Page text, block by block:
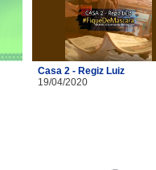
Casa 2 - Regiz Luiz
19/04/2020